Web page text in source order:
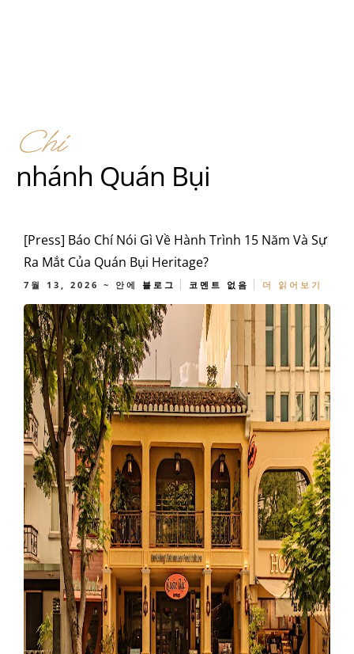
Chi
nhánh Quán Bụi
[Press] Báo Chí Nói Gì Về Hành Trình 15 Năm Và Sự
Ra Mắt Của Quán Bụi Heritage?
7월 13, 2026 ~ 안에 블로그 코멘트 없음 더 읽어보기